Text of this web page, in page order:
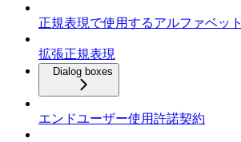
正規表現で使用するアルファベット
拡張正規表現
Dialog boxes
エンドユーザー使用許諾契約